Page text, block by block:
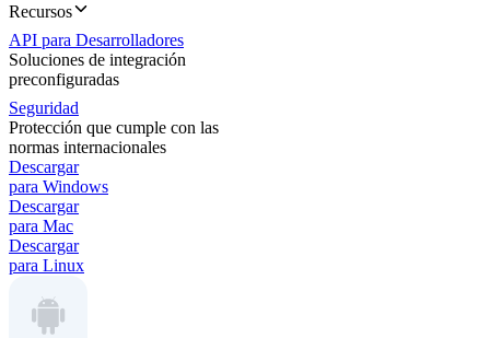
Recursos
API para Desarrolladores
Soluciones de integración
preconfiguradas
Seguridad
Protección que cumple con las
normas internacionales
Descargar
para Windows
Descargar
para Mac
Descargar
para Linux